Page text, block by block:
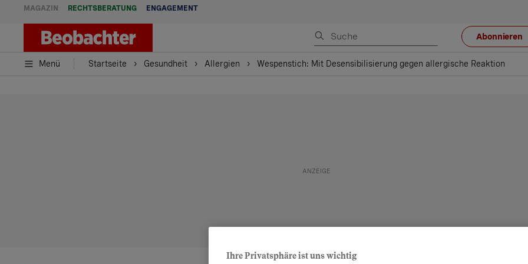
MAGAZIN RECHTSBERATUNG ENGAGEMENT
Abonnieren
Menü Startseite Gesundheit Allergien Wespenstich: Mit Desensibilisierung gegen allergische Reaktion
Ihre Privatsphäre ist uns wichtig